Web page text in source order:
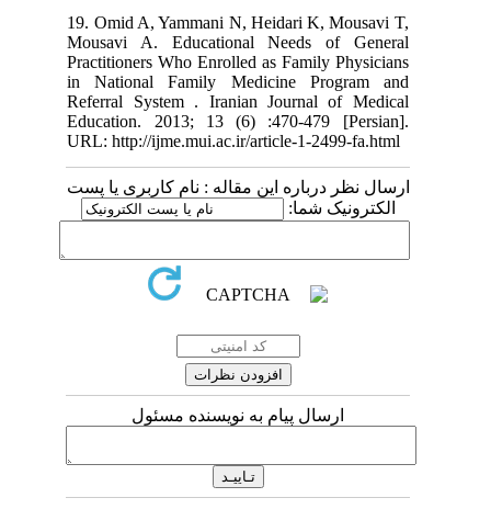
19. Omid A, Yammani N, Heidari K, Mousavi T,
Mousavi A. Educational Needs of General
Practitioners Who Enrolled as Family Physicians
in National Family Medicine Program and
Referral System . Iranian Journal of Medical
Education. 2013; 13 (6) :470-479 [Persian].
URL: http://ijme.mui.ac.ir/article-1-2499-fa.html
ارسال نظر درباره این مقاله : نام کاربری یا پست
الکترونیک شما:
ارسال پیام به نویسنده مسئول